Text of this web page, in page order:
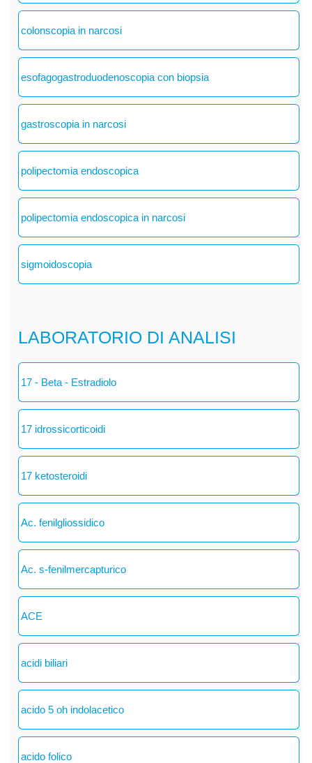
colonscopia in narcosi
esofagogastroduodenoscopia con biopsia
gastroscopia in narcosi
polipectomia endoscopica
polipectomia endoscopica in narcosi
sigmoidoscopia
LABORATORIO DI ANALISI
17 - Beta - Estradiolo
17 idrossicorticoidi
17 ketosteroidi
Ac. fenilgliossidico
Ac. s-fenilmercapturico
ACE
acidi biliari
acido 5 oh indolacetico
acido folico